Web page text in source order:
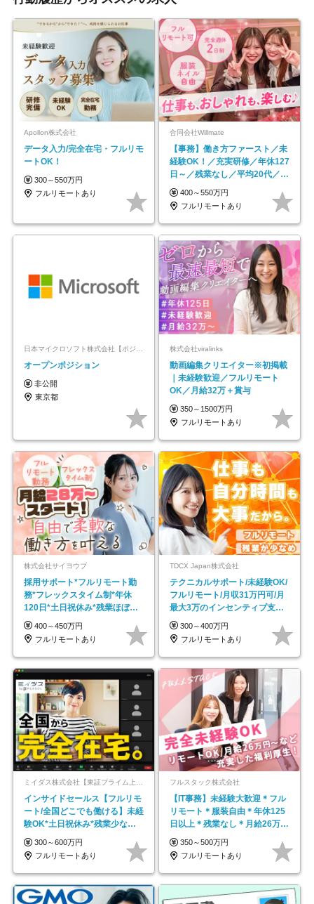
Apollon株式会社
データ入力/完全在宅・フルリモ
ートOK！
300～550万円
フルリモートあり
合同会社Willmate
【事務】働き方ファースト／未
経験OK！／充実研修／年休127
日～／残業なし／平均20代／リ
モートOK
400～550万円
フルリモートあり
日本マイクロソフト株式会社【ポジションマッチ登録】
オープンポジション
非公開
東京都
株式会社viralinks
動画編集クリエイター※初掲載
｜未経験歓迎／フルリモート
OK／月給32万＋賞与
350～1500万円
フルリモートあり
株式会社サイヨウブ
採用サポート*フルリモート勤
務*フレックスタイム制*年休
120日*土日祝休み*残業ほぼな
し*育児中社員8割以上
400～450万円
フルリモートあり
TDCX Japan株式会社
テクニカルサポート/未経験OK/
フルリモート/月収31万円可/月
最大3万のインセンティブ支給/
平均年齢33歳
300～400万円
フルリモートあり
ミイダス株式会社【東証プライム上場パーソルグループ】
インサイドセールス【フルリモ
ート/全国どこでも働ける】未経
験OK*土日祝休み*残業少なめ*
在宅勤務手当あり
300～600万円
フルリモートあり
フルスタック株式会社
【IT事務】未経験大歓迎＊フル
リモート＊服装自由＊年休125
日以上＊残業なし＊月給26万円
以上
350～500万円
フルリモートあり